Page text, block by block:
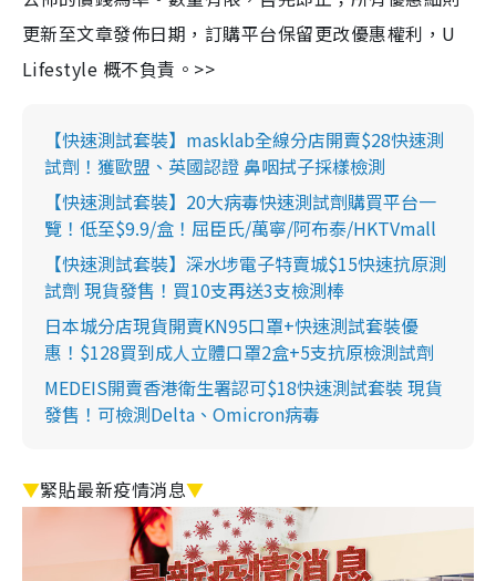
更新至文章發佈日期，訂購平台保留更改優惠權利，U
Lifestyle 概不負責。>>
【快速測試套裝】masklab全線分店開賣$28快速測
試劑！獲歐盟、英國認證 鼻咽拭子採樣檢測
【快速測試套裝】20大病毒快速測試劑購買平台一
覽！低至$9.9/盒！屈臣氏/萬寧/阿布泰/HKTVmall
【快速測試套裝】深水埗電子特賣城$15快速抗原測
試劑 現貨發售！買10支再送3支檢測棒
日本城分店現貨開賣KN95口罩+快速測試套裝優
惠！$128買到成人立體口罩2盒+5支抗原檢測試劑
MEDEIS開賣香港衛生署認可$18快速測試套裝 現貨
發售！可檢測Delta、Omicron病毒
▼緊貼最新疫情消息▼